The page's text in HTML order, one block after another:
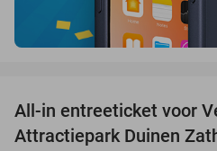
All-in entreeticket voor
Attractiepark Duinen